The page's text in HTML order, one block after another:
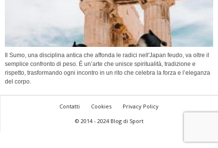
Il Sumo, una disciplina antica che affonda le radici nell'Japan feudo, va oltre il
semplice confronto di peso. È un’arte che unisce spiritualità, tradizione e
rispetto, trasformando ogni incontro in un rito che celebra la forza e l’eleganza
del corpo.
Contatti Cookies
Privacy Policy
© 2014 - 2024 Blog di Sport